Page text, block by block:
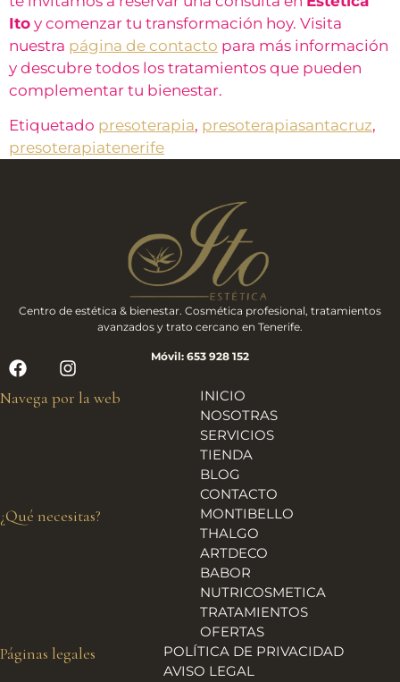
Ito y comenzar tu transformación hoy. Visita
nuestra página de contacto para más información
y descubre todos los tratamientos que pueden
complementar tu bienestar.
Etiquetado presoterapia, presoterapiasantacruz,
presoterapiatenerife
Centro de estética & bienestar. Cosmética profesional, tratamientos
avanzados y trato cercano en Tenerife.
Móvil: 653 928 152
Navega por la web
INICIO
NOSOTRAS
SERVICIOS
TIENDA
BLOG
CONTACTO
¿Qué necesitas?
MONTIBELLO
THALGO
ARTDECO
BABOR
NUTRICOSMETICA
TRATAMIENTOS
OFERTAS
Páginas legales
POLÍTICA DE PRIVACIDAD
AVISO LEGAL